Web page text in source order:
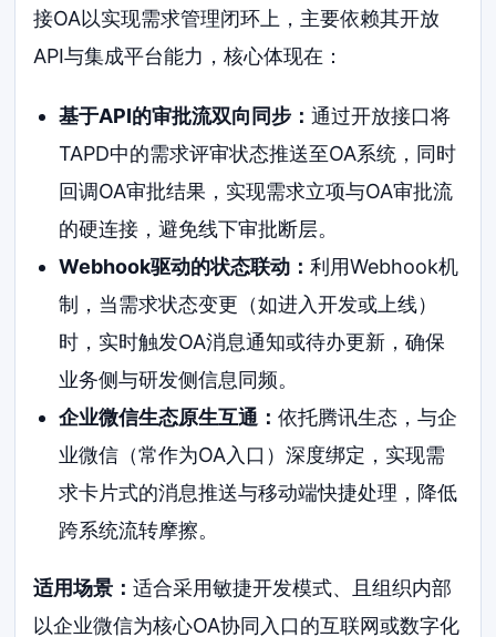
接OA以实现需求管理闭环上，主要依赖其开放
API与集成平台能力，核心体现在：
基于API的审批流双向同步： 通过开放接口将
TAPD中的需求评审状态推送至OA系统，同时
回调OA审批结果，实现需求立项与OA审批流
的硬连接，避免线下审批断层。
Webhook驱动的状态联动： 利用Webhook机
制，当需求状态变更（如进入开发或上线）
时，实时触发OA消息通知或待办更新，确保
业务侧与研发侧信息同频。
企业微信生态原生互通： 依托腾讯生态，与企
业微信（常作为OA入口）深度绑定，实现需
求卡片式的消息推送与移动端快捷处理，降低
跨系统流转摩擦。
适用场景：适合采用敏捷开发模式、且组织内部
以企业微信为核心OA协同入口的互联网或数字化